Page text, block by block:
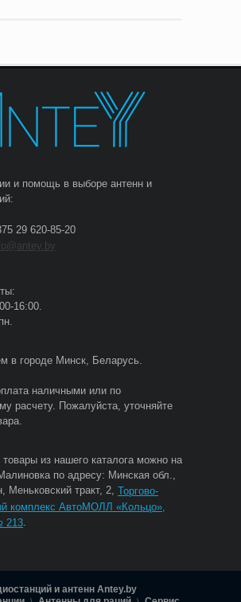
и помощь в выборе антенн и
29 620-85-20
16:00.
в городе Минск, Беларусь.
наличными или по
расчету. Пожалуйста, уточняйте
товары из нашего каталога можно на
по адресу: Минская обл.,
Меньковский тракт, 2, Торгово-
комплекс АвтоМОЛЛ «Кольцо»,
213
и антенн Antey.by